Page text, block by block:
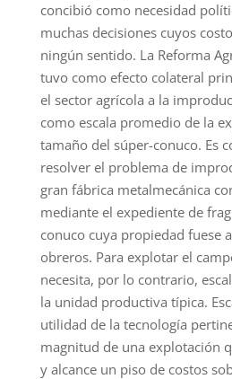
concibió como necesidad
muchas decisiones cuyos
ningún sentido. La Reforma
tuvo como efecto colateral
el sector agrícola a la
como escala promedio de la
tamaño del súper-conuco. Es
resolver el problema de
gran fábrica metalmecánica
mediante el expediente de
conuco cuya propiedad fuese
obreros. Para explotar el
necesita, por lo contrario,
la unidad productiva típica.
utilidad de la tecnología
magnitud de una explotación
y alcance un piso de costos